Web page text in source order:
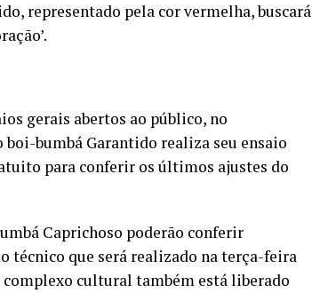
representado pela cor vermelha, buscará
gerais abertos ao público, no
boi-bumbá Garantido realiza seu ensaio
para conferir os últimos ajustes do
Caprichoso poderão conferir
técnico que será realizado na terça-feira
complexo cultural também está liberado